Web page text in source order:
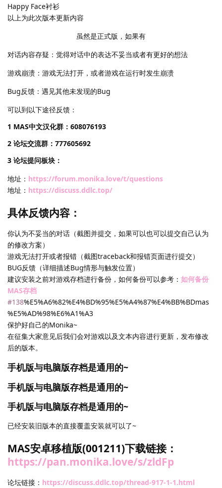
Happy Face衬衫
以上为此次版本更新内容
虽然是正式版，如果有
对话内容存疑：觉得对话中的表达不妥当或者有更好的想法
游戏崩溃：游戏无法打开，或者游戏在运行时发生崩溃
Bug反馈：遇见其他未发现的Bug
可以到以下途径反馈：
1 MAS中文汉化群：608076193
2 论坛交流群：777605692
3 论坛提问板块：
地址： https://forum.monika.love/t/questions
地址： https://discuss.ddlc.top/
具体反馈内容：
你认为不妥当的对话（截图并提交，如果可以也可以提交自己认为
的修改方案）
游戏无法打开或者报错（截图traceback和报错页面进行提交）
BUG反馈（详细描述Bug情形与触发位置）
建议安装之前对游戏存档进行备份，如何备份可以参考： 如何备份
MAS存档
#138%E5%A6%82%E4%BD%95%E5%A4%87%E4%BB%BDmas
%E5%AD%98%E6%A1%A3
保护好自己的Monika~
在征集大家意见后我们会对游戏以及文本内容进行更新，发布修改
后的版本。
手机版与电脑版存档是通用的~
手机版与电脑版存档是通用的~
手机版与电脑版存档是通用的~
已经安装旧版本的直接覆盖安装就可以了~
MAS安卓移植版(001211)下载链接：
https://pan.monika.love/s/zldFp
论坛链接： https://discuss.ddlc.top/thread-917-1-1.html